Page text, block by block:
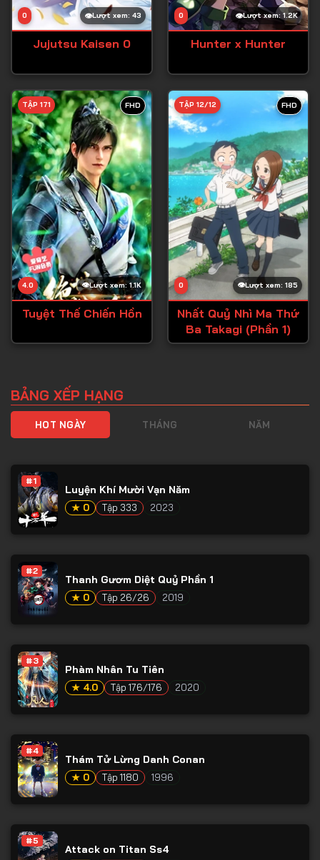
Lượt xem: 43
0
Jujutsu Kaisen 0
Lượt xem: 1.2K
0
Hunter x Hunter
FHD
Lượt xem: 1.1K
4.0
TẬP 171
Tuyệt Thế Chiến Hồn
FHD
Lượt xem: 185
0
TẬP 12/12
Nhất Quỷ Nhì Ma Thứ
Ba Takagi (Phần 1)
BẢNG XẾP HẠNG
HOT NGÀY THÁNG NĂM
#1
Luyện Khí Mười Vạn Năm
★ 0 Tập 333 2023
#2
Thanh Gươm Diệt Quỷ Phần 1
★ 0 Tập 26/26 2019
#3
Phàm Nhân Tu Tiên
★ 4.0 Tập 176/176 2020
#4
Thám Tử Lừng Danh Conan
★ 0 Tập 1180 1996
#5
Attack on Titan Ss4